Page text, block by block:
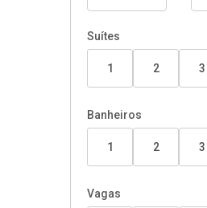
Suítes
1 2 3
Banheiros
1 2 3
Vagas